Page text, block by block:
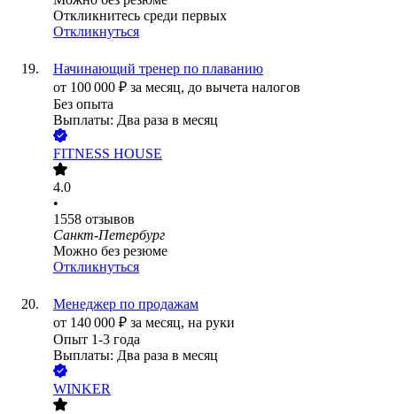
Откликнитесь среди первых
Откликнуться
Начинающий тренер по плаванию
от 100 000 ₽ за месяц, до вычета налогов
Без опыта
Выплаты: Два раза в месяц
FITNESS HOUSE
4.0
•
1558 отзывов
Санкт-Петербург
Можно без резюме
Откликнуться
Менеджер по продажам
от 140 000 ₽ за месяц, на руки
Опыт 1-3 года
Выплаты: Два раза в месяц
WINKER